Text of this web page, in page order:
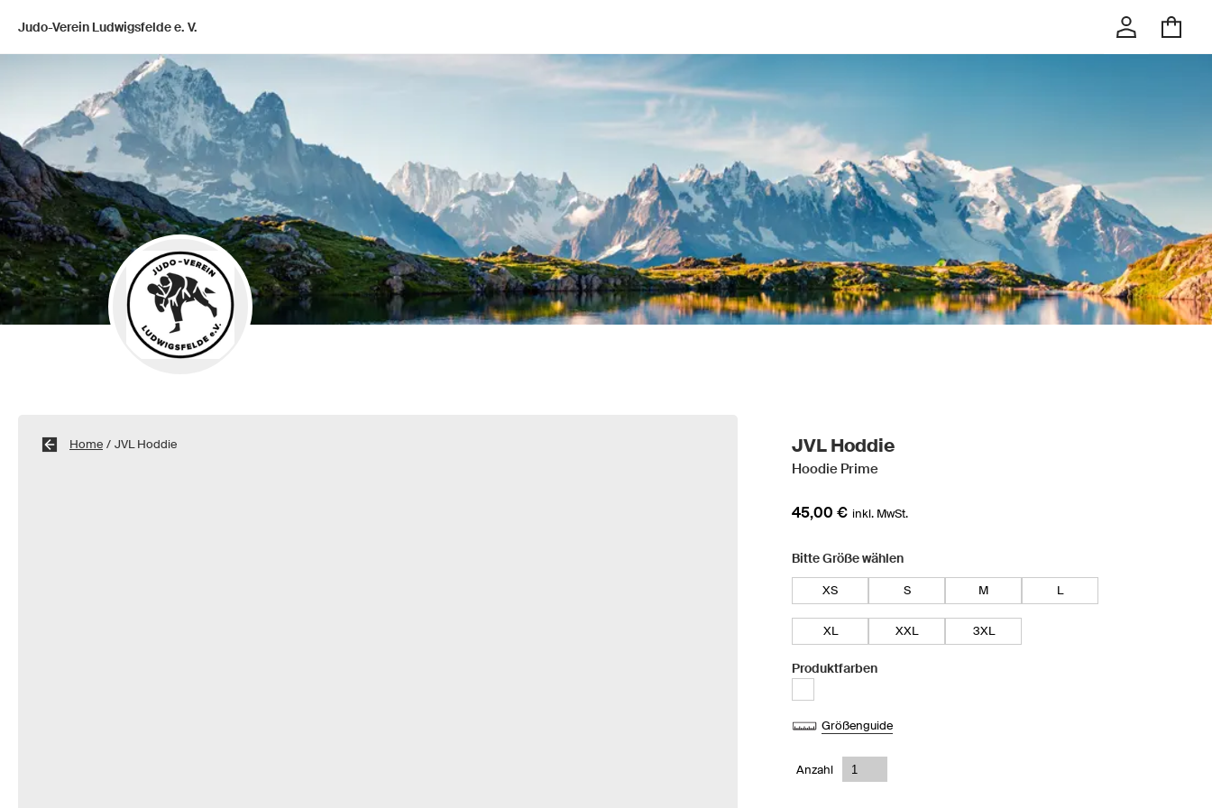
Judo-Verein Ludwigsfelde e. V.
Home / JVL Hoddie JVL Hoddie
Hoodie Prime
45,00 € inkl. MwSt.
Bitte Größe wählen
XS S M L
XL XXL 3XL
Produktfarben
Größenguide
Anzahl